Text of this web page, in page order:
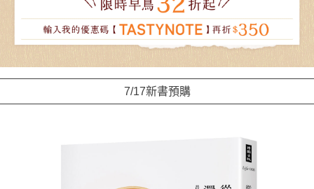
7/17新書預購